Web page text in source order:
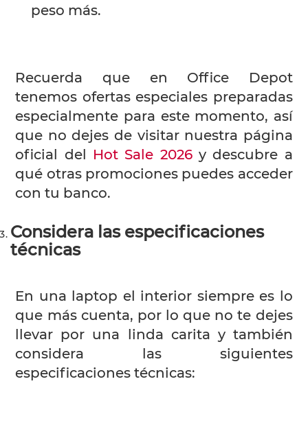
peso más.
Recuerda que en Office Depot
tenemos ofertas especiales preparadas
especialmente para este momento, así
que no dejes de visitar nuestra página
oficial del Hot Sale 2026 y descubre a
qué otras promociones puedes acceder
con tu banco.
Considera las especificaciones
técnicas
En una laptop el interior siempre es lo
que más cuenta, por lo que no te dejes
llevar por una linda carita y también
considera las siguientes
especificaciones técnicas: